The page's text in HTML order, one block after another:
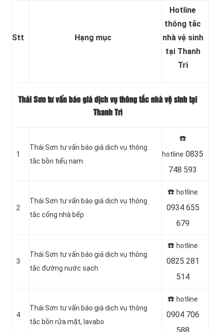
Stt Hạng mục
Hotline
thông tắc
nhà vệ sinh
tại Thanh
Trì
Thái Sơn tư vấn báo giá dịch vụ thông tắc nhà vệ sinh tại
Thanh Trì
1
Thái Sơn tư vấn báo giá dịch vụ thông
tắc bồn tiểu nam
☎️
hotline 0835
748 593
2
Thái Sơn tư vấn báo giá dịch vụ thông
tắc cống nhà bếp
☎️ hotline
0934 655
679
3
Thái Sơn tư vấn báo giá dịch vụ thông
tắc đường nước sạch
☎️ hotline
0825 281
514
4
Thái Sơn tư vấn báo giá dịch vụ thông
tắc bồn rửa mặt, lavabo
☎️ hotline
0904 706